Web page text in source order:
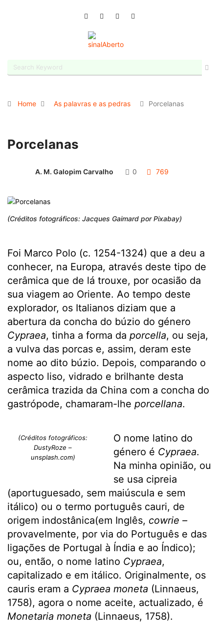
Home As palavras e as pedras Porcelanas
Porcelanas
A. M. Galopim Carvalho 0 769
(Créditos fotográficos: Jacques Gaimard por Pixabay)
Foi Marco Polo (c. 1254-1324) que a deu a
conhecer, na Europa, através deste tipo de
cerâmica que de lá trouxe, por ocasião da
sua viagem ao Oriente. Ao tempo deste
explorador, os Italianos diziam que a
abertura da concha do búzio do género
Cypraea, tinha a forma da porcella, ou seja,
a vulva das porcas e, assim, deram este
nome ao dito búzio. Depois, comparando o
aspecto liso, vidrado e brilhante desta
cerâmica trazida da China com a concha do
gastrópode, chamaram-lhe porcellana.
(Créditos fotográficos:
DustyRoze –
unsplash.com)
O nome latino do
género é Cypraea.
Na minha opinião, ou
se usa cipreia
(aportuguesado, sem maiúscula e sem
itálico) ou o termo português cauri, de
origem indostânica(em Inglês, cowrie –
provavelmente, por via do Português e das
ligações de Portugal à Índia e ao Índico);
ou, então, o nome latino Cypraea,
capitalizado e em itálico. Originalmente, os
cauris eram a Cypraea moneta (Linnaeus,
1758), agora o nome aceite, actualizado, é
Monetaria moneta (Linnaeus, 1758).